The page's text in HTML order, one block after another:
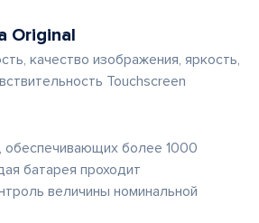
Original
качество изображения, яркость,
Touchscreen
обеспечивающих более 1000
батарея проходит
величины номинальной